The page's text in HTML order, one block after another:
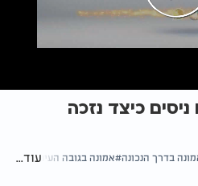
כיצד נזכה
בדרך הנכונה אמונה בגובה העינייםעוד...